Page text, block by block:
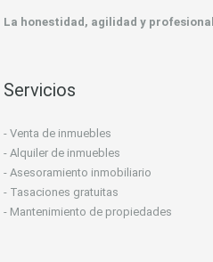
La honestidad, agilidad y
Servicios
- Venta de inmuebles
- Alquiler de inmuebles
- Asesoramiento inmobiliario
- Tasaciones gratuitas
- Mantenimiento de propiedades